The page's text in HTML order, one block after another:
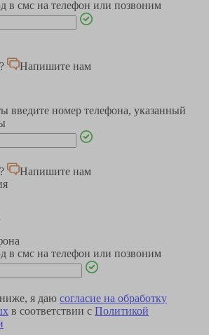
в смс на телефон или позвоним
Напишите нам
введите номер телефона, указанный
Напишите нам
в смс на телефон или позвоним
я даю согласие на обработку
в соответствии с Политикой